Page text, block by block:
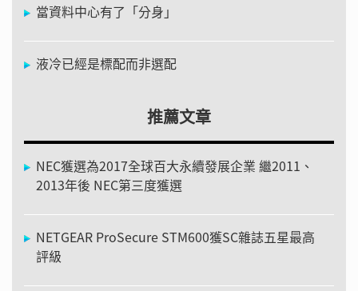
當資料中心有了「分身」
液冷已經是標配而非選配
推薦文章
NEC獲選為2017全球百大永續發展企業 繼2011、
2013年後 NEC第三度獲選
NETGEAR ProSecure STM600獲SC雜誌五星最高
評級